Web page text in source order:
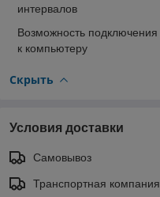
интервалов
Возможность подключения
к компьютеру
Скрыть
Условия доставки
Самовывоз
Транспортная компания